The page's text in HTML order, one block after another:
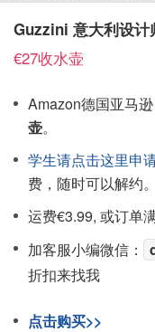
Guzzini 意大利设计
€27收水壶
Amazon德国亚马
壶。
学生请点击这里申
费，随时可以解约。
运费€3.99, 或订单
加客服小编微信：
折扣来找我
点击购买>>